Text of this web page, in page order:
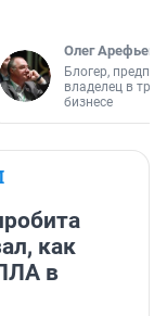
Олег Арефьев
Блогер,
владелец в
бизнесе
как
в